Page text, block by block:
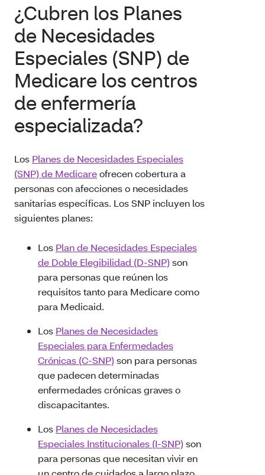
¿Cubren los Planes
de Necesidades
Especiales (SNP) de
Medicare los centros
de enfermería
especializada?
Los Planes de Necesidades Especiales
(SNP) de Medicareofrecen cobertura a
personas con afecciones o necesidades
sanitarias específicas. Los SNP incluyen los
siguientes planes:
Los Plan de Necesidades Especiales
de Doble Elegibilidad (D-SNP)son
para personas que reúnen los
requisitos tanto para Medicare como
para Medicaid.
Los Planes de Necesidades
Especiales para Enfermedades
Crónicas (C-SNP)son para personas
que padecen determinadas
enfermedades crónicas graves o
discapacitantes.
Los Planes de Necesidades
Especiales Institucionales (I-SNP)son
para personas que necesitan vivir en